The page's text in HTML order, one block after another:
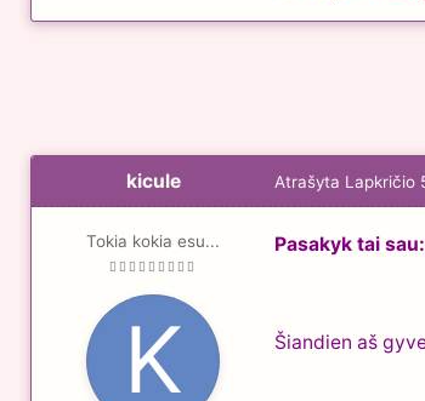
kicule
Tokia kokia esu...
Atrašyta Lapkričio
Pasakyk tai sau:
Šiandien aš